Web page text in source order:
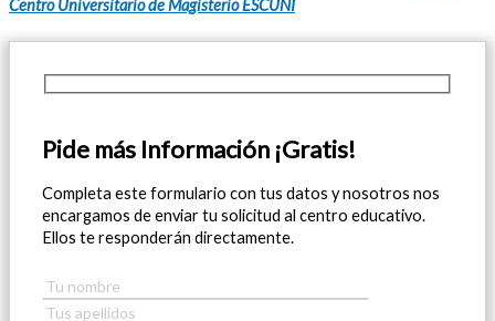
Centro Universitario de Magisterio ESCUNI
Pide más Información ¡Gratis!
Completa este formulario con tus datos y nosotros nos
encargamos de enviar tu solicitud al centro educativo.
Ellos te responderán directamente.